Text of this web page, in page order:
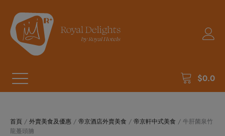
$0.0
首頁 / 外賣美食及優惠 / 帝京酒店外賣美食 / 帝京軒中式美食 / 牛肝菌泉竹
龍躉頭腩